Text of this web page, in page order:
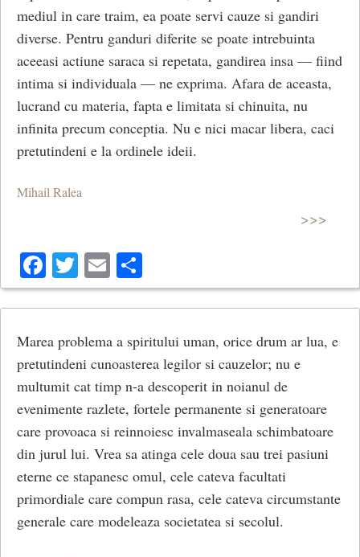
mediul in care traim, ea poate servi cauze si gandiri
diverse. Pentru ganduri diferite se poate intrebuinta
aceeasi actiune saraca si repetata, gandirea insa — fiind
intima si individuala — ne exprima. Afara de aceasta,
lucrand cu materia, fapta e limitata si chinuita, nu
infinita precum conceptia. Nu e nici macar libera, caci
pretutindeni e la ordinele ideii.
Mihail Ralea
>>>
Facebook
Twitter
Email
Marea problema a spiritului uman, orice drum ar lua, e
pretutindeni cunoasterea legilor si cauzelor; nu e
multumit cat timp n-a descoperit in noianul de
evenimente razlete, fortele permanente si generatoare
care provoaca si reinnoiesc invalmaseala schimbatoare
din jurul lui. Vrea sa atinga cele doua sau trei pasiuni
eterne ce stapanesc omul, cele cateva facultati
primordiale care compun rasa, cele cateva circumstante
generale care modeleaza societatea si secolul.